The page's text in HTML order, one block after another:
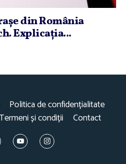
din România
Explicaţia...
Politica de confidențialitate
și condiții Contact